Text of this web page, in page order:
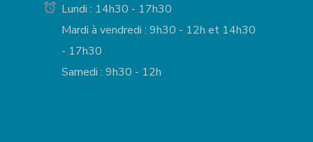
Lundi : 14h30 - 17h30
Mardi à vendredi : 9h30 - 12h et 14h30
- 17h30
Samedi : 9h30 - 12h